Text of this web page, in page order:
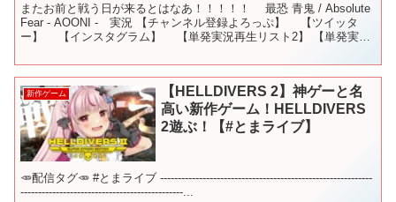
またお前と戦う日が来るとはなあ！！！！！ 最恐 青鬼 / Absolute
Fear - AOONI - 実況 【チャンネル登録よろっぷ】 【ツイッタ
ー】 【インスタグラム】 【単発実況再生リスト2】 【単発実況
新作ゲーム
【HELLDIVERS 2】神ゲーと名
高い新作ゲーム！HELLDIVERS
2遊ぶ！【#とまライブ】
🥕配信タグ🥕 #とまライブ ------------------------------------------------------------
----------------------------------------------...